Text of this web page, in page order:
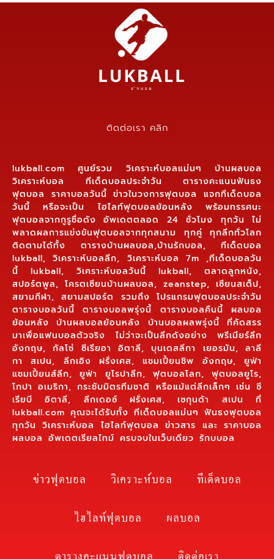
ติดต่อเรา คลิก
lukball.com ศูนย์รวม วิเคราะห์บอลแม่นๆ บ้านผลบอล
วิเคราะห์บอล ทีเด็ดบอลประจำวัน ตารางคะแนนฟันธง
ฟุตบอล ราคาบอลวันนี้ ข่าวในวงการฟุตบอล แจกทีเด็ดบอล
วันนี้ หรือจะเป็น ไฮไลท์ฟุตบอลย้อนหลัง พร้อมทรรศนะ
ฟุตบอลจากกูรูชื่อดัง อัพเดตตลอด 24 ชั่วโมง ทุกวัน ไม่
พลาดผลการแข่งขันฟุตบอลจากทุกสนาม ทุกคู่ ทุกลีกทั่วโลก
ติดตามได้ทั้ง ตารางบ้านผลบอล,บ้านรักบอล, ทีเด็ดบอล
lukball, วิเคราะห์บอลลีก, วิเคราะห์บอล 7m ,ทีเด็ดบอลวัน
นี้ lukball, วิเคราะห์บอลวันนี้ lukball, ตลาดลูกหนัง,
สปอร์ตพูล, โครตเซียนบ้านผลบอล, zeanstep, เซียนสเต็ป,
สยามกีฬา, สยามสปอร์ต รวมถึง โปรแกรมฟุตบอลประจำวัน
ตารางบอลวันนี้ ตารางบอลพรุ่งนี้ ตารางบอลคืนนี้ ผลบอล
ย้อนหลัง บ้านผลบอลย้อนหลัง บ้านบอลผลพรุ่งนี้ ที่คัดสรร
มาเพื่อแฟนบอลตัวจริง ไม่ว่าจะเป็นลีกดังอย่าง พรีเมียร์ลีก
อังกฤษ, กัลโช่ ซีเรียอา อิตาลี, บุนเดสลีกา เยอรมัน, ลาลี
กา สเปน, ลีกเอิง ฝรั่งเศส, แชมเปี้ยนชิพ อังกฤษ, ยูฟ่า
แชมเปี้ยนส์ลีก, ยูฟ่า ยูโรปาลีก, ฟุตบอลโลก, ฟุตบอลยูโร,
โกปา อเมริกา, กระชับมิตรทีมชาติ หรือแม้แต่ลีกเล็กๆ เช่น ซี
เรียบี อิตาลี, ลีกเดอซ์ ฝรั่งเศส, เซกุนด้า สเปน ที่
lukball.com คุณจะได้รับทั้ง ทีเด็ดบอลแม่นๆ ฟันธงฟุตบอล
ทุกวัน วิเคราะห์บอล ไฮไลท์ฟุตบอล ข่าวสาร และ ราคาบอล
ผลบอล อัพเดตเรียลไทม์ ครบจบในเว็บเดียว รักบบอล
ข่าวฟุตบอล วิเคราะห์บอล
ทีเด็ดบอล
ไฮไลท์ฟุตบอล
ผลบอล